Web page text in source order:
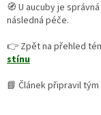
🧭 U aucuby je
následná péče.
👉 Zpět na přehled
stínu
📘 Článek připravil tým